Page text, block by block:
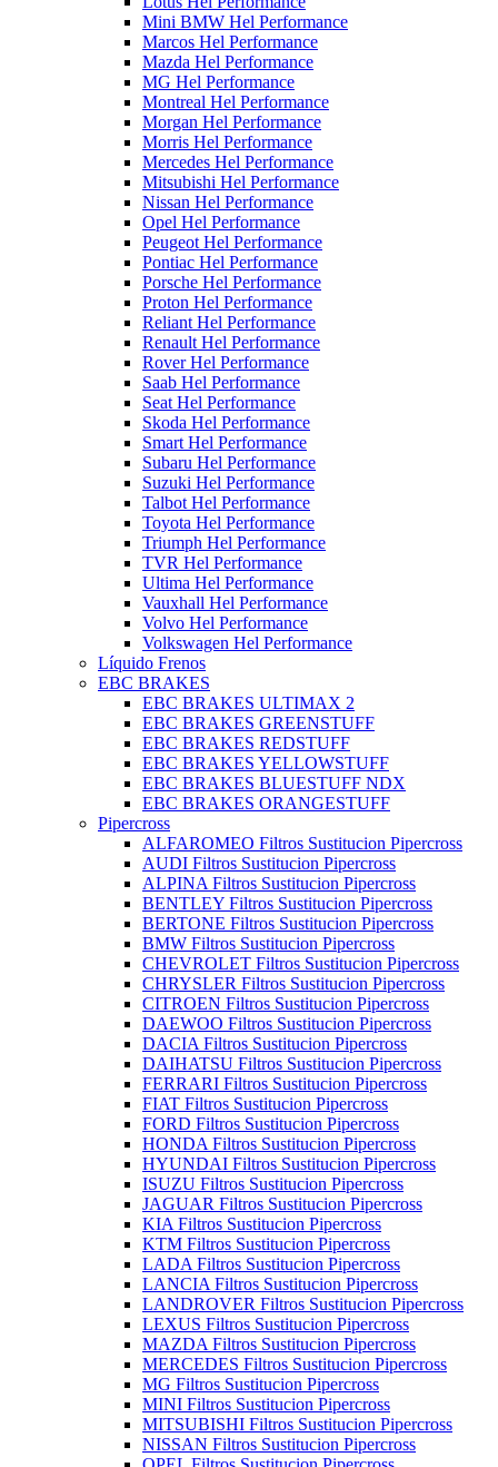
Mini BMW Hel Performance
Marcos Hel Performance
Mazda Hel Performance
MG Hel Performance
Montreal Hel Performance
Morgan Hel Performance
Morris Hel Performance
Mercedes Hel Performance
Mitsubishi Hel Performance
Nissan Hel Performance
Opel Hel Performance
Peugeot Hel Performance
Pontiac Hel Performance
Porsche Hel Performance
Proton Hel Performance
Reliant Hel Performance
Renault Hel Performance
Rover Hel Performance
Saab Hel Performance
Seat Hel Performance
Skoda Hel Performance
Smart Hel Performance
Subaru Hel Performance
Suzuki Hel Performance
Talbot Hel Performance
Toyota Hel Performance
Triumph Hel Performance
TVR Hel Performance
Ultima Hel Performance
Vauxhall Hel Performance
Volvo Hel Performance
Volkswagen Hel Performance
Líquido Frenos
EBC BRAKES
EBC BRAKES ULTIMAX 2
EBC BRAKES GREENSTUFF
EBC BRAKES REDSTUFF
EBC BRAKES YELLOWSTUFF
EBC BRAKES BLUESTUFF NDX
EBC BRAKES ORANGESTUFF
Pipercross
ALFAROMEO Filtros Sustitucion Pipercross
AUDI Filtros Sustitucion Pipercross
ALPINA Filtros Sustitucion Pipercross
BENTLEY Filtros Sustitucion Pipercross
BERTONE Filtros Sustitucion Pipercross
BMW Filtros Sustitucion Pipercross
CHEVROLET Filtros Sustitucion Pipercross
CHRYSLER Filtros Sustitucion Pipercross
CITROEN Filtros Sustitucion Pipercross
DAEWOO Filtros Sustitucion Pipercross
DACIA Filtros Sustitucion Pipercross
DAIHATSU Filtros Sustitucion Pipercross
FERRARI Filtros Sustitucion Pipercross
FIAT Filtros Sustitucion Pipercross
FORD Filtros Sustitucion Pipercross
HONDA Filtros Sustitucion Pipercross
HYUNDAI Filtros Sustitucion Pipercross
ISUZU Filtros Sustitucion Pipercross
JAGUAR Filtros Sustitucion Pipercross
KIA Filtros Sustitucion Pipercross
KTM Filtros Sustitucion Pipercross
LADA Filtros Sustitucion Pipercross
LANCIA Filtros Sustitucion Pipercross
LANDROVER Filtros Sustitucion Pipercross
LEXUS Filtros Sustitucion Pipercross
MAZDA Filtros Sustitucion Pipercross
MERCEDES Filtros Sustitucion Pipercross
MG Filtros Sustitucion Pipercross
MINI Filtros Sustitucion Pipercross
MITSUBISHI Filtros Sustitucion Pipercross
NISSAN Filtros Sustitucion Pipercross